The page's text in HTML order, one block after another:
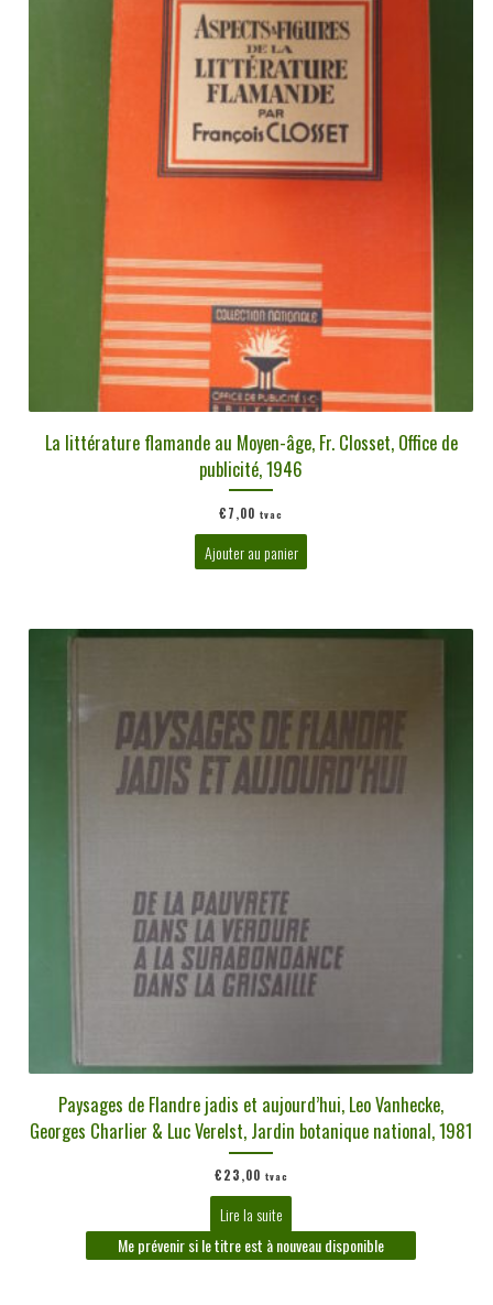
La littérature flamande au Moyen-âge, Fr. Closset, Office de
publicité, 1946
€7,00 tvac
Ajouter au panier
Paysages de Flandre jadis et aujourd’hui, Leo Vanhecke,
Georges Charlier & Luc Verelst, Jardin botanique national, 1981
€23,00 tvac
Lire la suite
Me prévenir si le titre est à nouveau disponible